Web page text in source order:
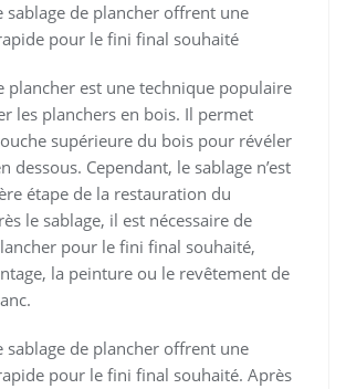
sablage de plancher offrent une
pour le fini final souhaité
plancher est une technique populaire
les planchers en bois. Il permet
supérieure du bois pour révéler
dessous. Cependant, le sablage n’est
étape de la restauration du
le sablage, il est nécessaire de
pour le fini final souhaité,
la peinture ou le revêtement de
sablage de plancher offrent une
pour le fini final souhaité. Après